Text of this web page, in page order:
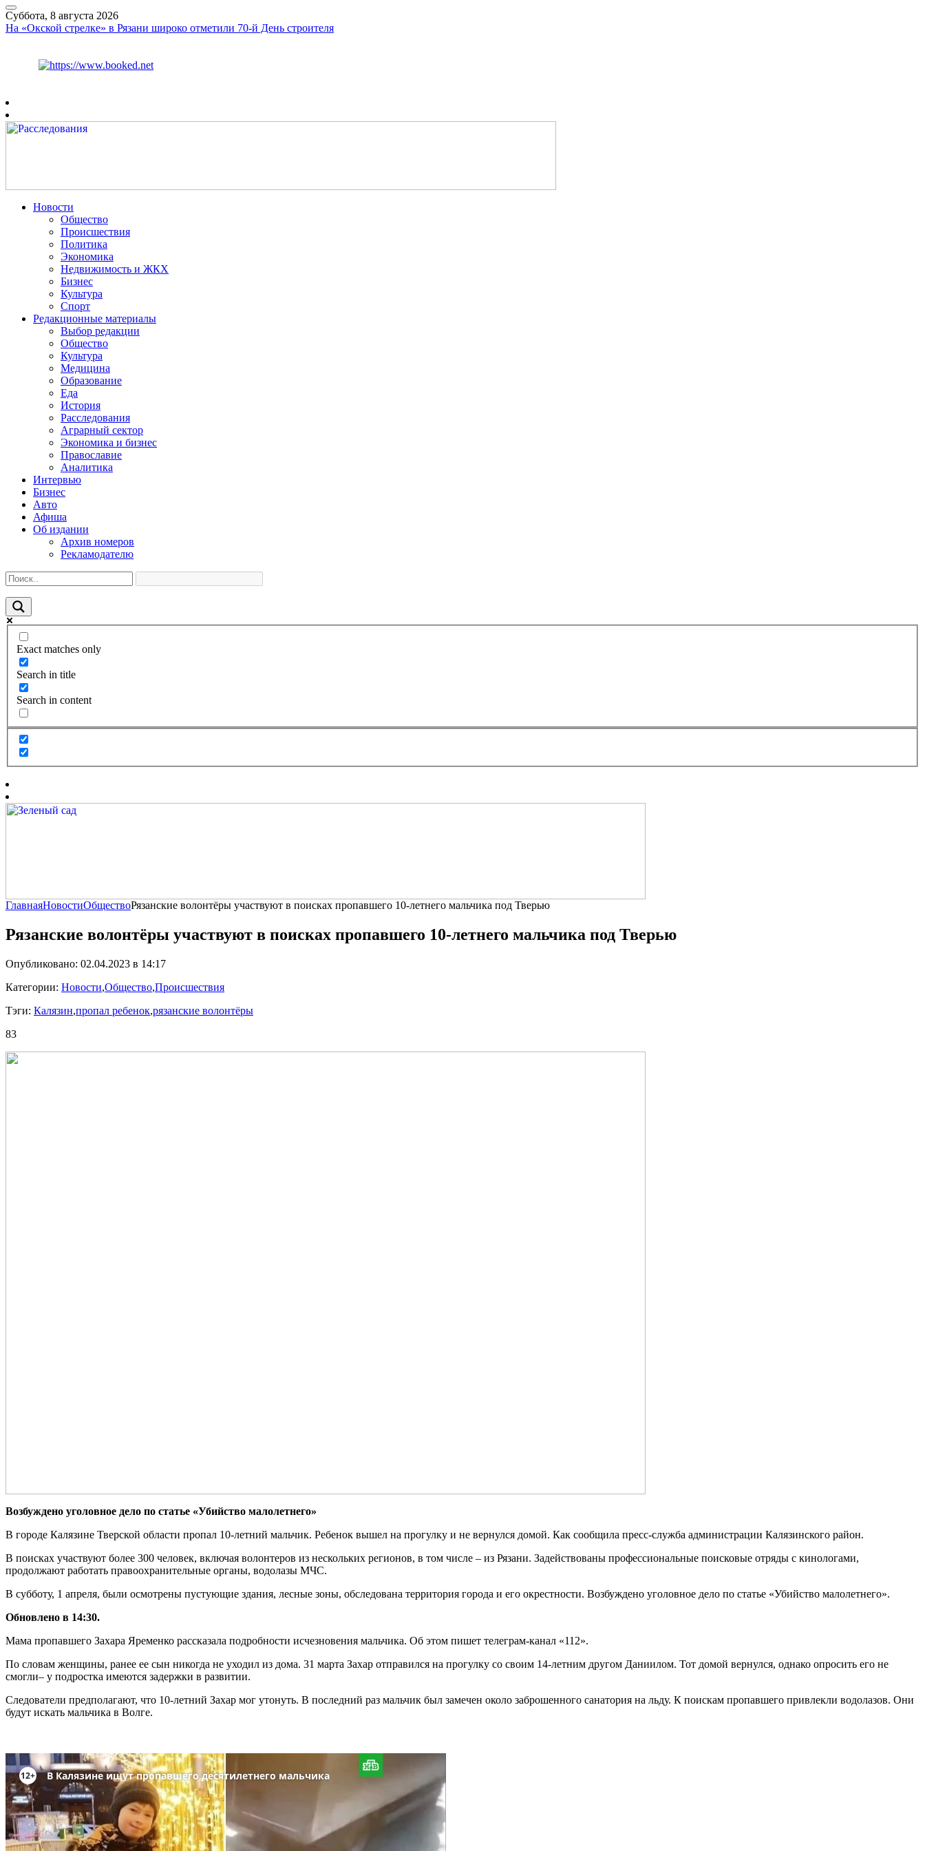
Суббота, 8 августа 2026
На «Окской стрелке» в Рязани широко отметили 70-й День строителя
Новости
Общество
Происшествия
Политика
Экономика
Недвижимость и ЖКХ
Бизнес
Культура
Спорт
Редакционные материалы
Выбор редакции
Общество
Культура
Медицина
Образование
Еда
История
Расследования
Аграрный сектор
Экономика и бизнес
Православие
Аналитика
Интервью
Бизнес
Авто
Афиша
Об издании
Архив номеров
Рекламодателю
Exact matches only
Search in title
Search in content
ГлавнаяНовостиОбществоРязанские волонтёры участвуют в поисках пропавшего 10-летнего мальчика под Тверью
Рязанские волонтёры участвуют в поисках пропавшего 10-летнего мальчика под Тверью
Опубликовано: 02.04.2023 в 14:17
Категории: Новости,Общество,Происшествия
Тэги: Калязин,пропал ребенок,рязанские волонтёры
83
Возбуждено уголовное дело по статье «Убийство малолетнего»
В городе Калязине Тверской области пропал 10-летний мальчик. Ребенок вышел на прогулку и не вернулся домой. Как сообщила пресс-служба администрации Калязинского район.
В поисках участвуют более 300 человек, включая волонтеров из нескольких регионов, в том числе – из Рязани. Задействованы профессиональные поисковые отряды с кинологами,
продолжают работать правоохранительные органы, водолазы МЧС.
В субботу, 1 апреля, были осмотрены пустующие здания, лесные зоны, обследована территория города и его окрестности. Возбуждено уголовное дело по статье «Убийство малолетнего».
Обновлено в 14:30.
Мама пропавшего Захара Яременко рассказала подробности исчезновения мальчика. Об этом пишет телеграм-канал «112».
По словам женщины, ранее ее сын никогда не уходил из дома. 31 марта Захар отправился на прогулку со своим 14-летним другом Даниилом. Тот домой вернулся, однако опросить его не
смогли– у подростка имеются задержки в развитии.
Следователи предполагают, что 10-летний Захар мог утонуть. В последний раз мальчик был замечен около заброшенного санатория на льду. К поискам пропавшего привлекли водолазов. Они
будут искать мальчика в Волге.